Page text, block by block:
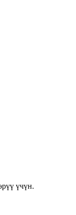
үчүн.